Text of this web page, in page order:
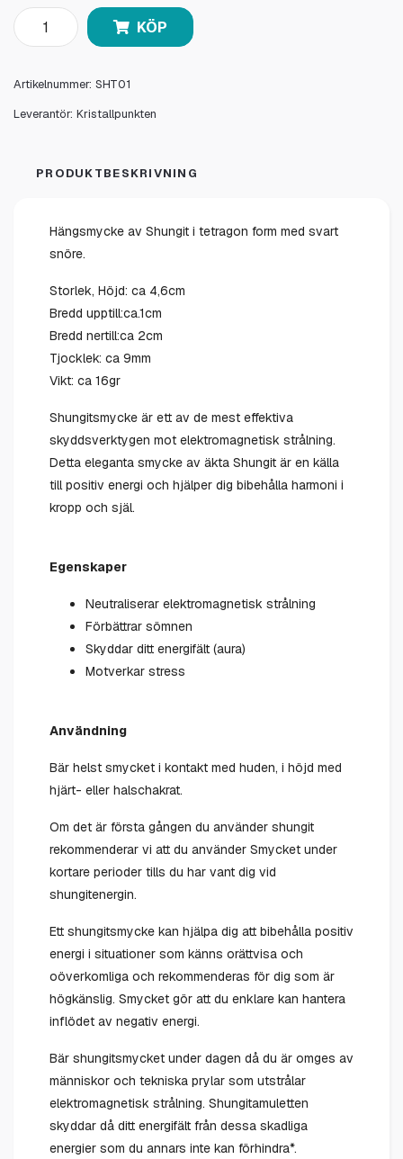
KÖP
Artikelnummer: SHT01
Leverantör: Kristallpunkten
PRODUKTBESKRIVNING
Hängsmycke av Shungit i tetragon form med svart
snöre.
Storlek, Höjd: ca 4,6cm
Bredd upptill:ca.1cm
Bredd nertill:ca 2cm
Tjocklek: ca 9mm
Vikt: ca 16gr
Shungitsmycke är ett av de mest effektiva
skyddsverktygen mot elektromagnetisk strålning.
Detta eleganta smycke av äkta Shungit är en källa
till positiv energi och hjälper dig bibehålla harmoni i
kropp och själ.
Egenskaper
Neutraliserar elektromagnetisk strålning
Förbättrar sömnen
Skyddar ditt energifält (aura)
Motverkar stress
Användning
Bär helst smycket i kontakt med huden, i höjd med
hjärt- eller halschakrat.
Om det är första gången du använder shungit
rekommenderar vi att du använder Smycket under
kortare perioder tills du har vant dig vid
shungitenergin.
Ett shungitsmycke kan hjälpa dig att bibehålla positiv
energi i situationer som känns orättvisa och
oöverkomliga och rekommenderas för dig som är
högkänslig. Smycket gör att du enklare kan hantera
inflödet av negativ energi.
Bär shungitsmycket under dagen då du är omges av
människor och tekniska prylar som utstrålar
elektromagnetisk strålning. Shungitamuletten
skyddar då ditt energifält från dessa skadliga
energier som du annars inte kan förhindra*.